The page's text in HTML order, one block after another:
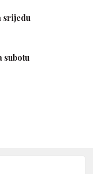
srijedu
subotu